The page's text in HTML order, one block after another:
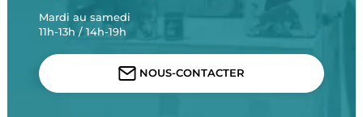
Mardi au samedi
11h-13h / 14h-19h
NOUS-CONTACTER